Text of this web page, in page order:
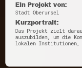
Ein Projekt von:
Stadt Oberursel
Kurzportrait:
Das Projekt zielt
auszubilden, um die
lokalen Institutionen,